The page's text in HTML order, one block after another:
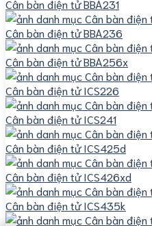
Cân bàn điện tử BBA231
Cân bàn điện tử BBA236
Cân bàn điện tử BBA256x
Cân bàn điện tử ICS226
Cân bàn điện tử ICS241
Cân bàn điện tử ICS425d
Cân bàn điện tử ICS426xd
Cân bàn điện tử ICS435k